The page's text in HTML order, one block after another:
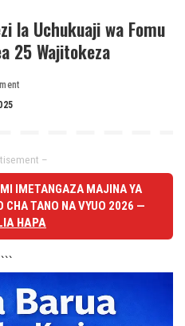
la Uchukuaji wa Fomu
25 Wajitokeza
–
IMETANGAZA MAJINA YA
CHA TANO NA VYUO 2026 —
HAPA
```